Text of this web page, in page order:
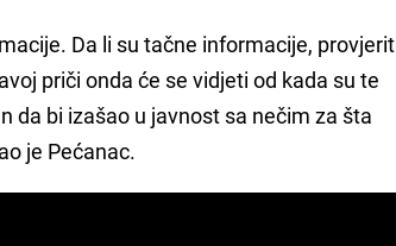
Da li su tačne informacije, provjerit
priči onda će se vidjeti od kada su te
da bi izašao u javnost sa nečim za šta
je Pećanac.